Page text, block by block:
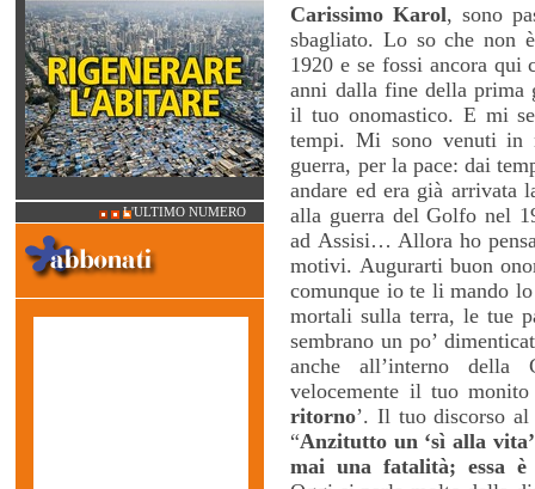
Carissimo Karol, sono
sbagliato. Lo so che non
1920 e se fossi ancora
anni dalla fine della prima
il tuo onomastico. E mi
tempi. Mi sono venuti in
guerra, per la pace: dai
andare ed era già arrivata
alla guerra del Golfo nel
ad Assisi… Allora ho
motivi. Augurarti buon
comunque io te li mando
mortali sulla terra, le tue
sembrano un po’
anche all’interno della
velocemente il tuo monito
ritorno’. Il tuo discorso
“Anzitutto un ‘sì alla
mai una fatalità; essa è
L'ULTIMO NUMERO